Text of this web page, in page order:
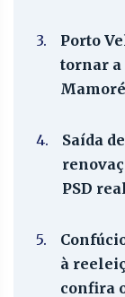
3.
Porto
tornar a
4.
Saída
PSD
5.
à
confira